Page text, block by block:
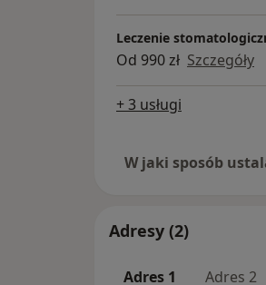
Leczenie
Od 990 zł Szczegóły
+ 3 usługi
W jaki sposób
Adresy (2)
Adres 1 Adres 2